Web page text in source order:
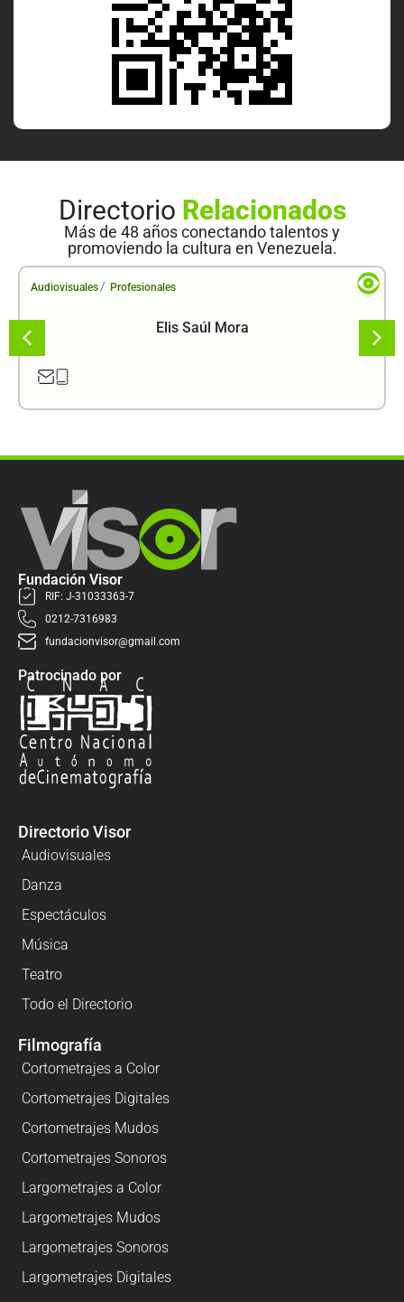
Directorio Relacionados
Más de 48 años conectando talentos y
promoviendo la cultura en Venezuela.
Audiovisuales / Profesionales
Elis Saúl Mora
Fundación Visor
RIF: J-31033363-7
0212-7316983
fundacionvisor@gmail.com
Patrocinado por
Directorio Visor
Audiovisuales
Danza
Espectáculos
Música
Teatro
Todo el Directorio
Filmografía
Cortometrajes a Color
Cortometrajes Digitales
Cortometrajes Mudos
Cortometrajes Sonoros
Largometrajes a Color
Largometrajes Mudos
Largometrajes Sonoros
Largometrajes Digitales